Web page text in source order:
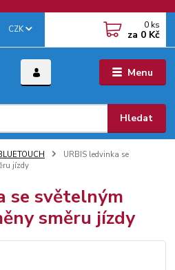
Menu
CZK
Hledat
0 ks
za 0 Kč
URBIS ledvinka se
jízdy
se světelným
směru jízdy